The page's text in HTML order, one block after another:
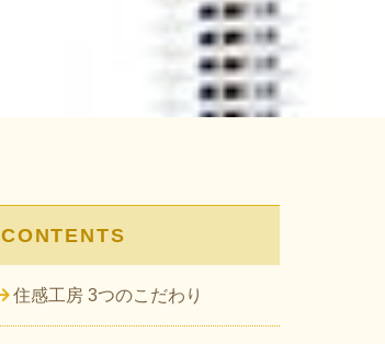
CONTENTS
住感工房 3つのこだわり